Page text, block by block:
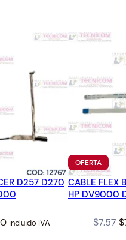
D257 D270
Current
incluido IVA
OFERTA
EN
CABLE FLEX
HP DV9000
$7.57 $